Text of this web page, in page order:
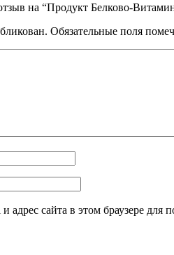
на “Продукт Белково-
Обязательные поля
адрес сайта в этом браузере